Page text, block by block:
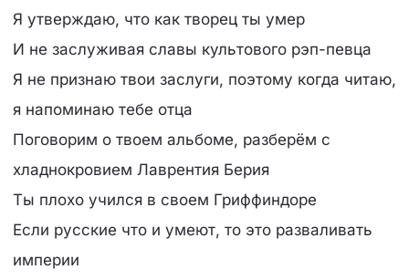
Я утверждаю, что как творец ты умер
И не заслуживая славы культового рэп-певца
Я не признаю твои заслуги, поэтому когда читаю,
я напоминаю тебе отца
Поговорим о твоем альбоме, разберём с
хладнокровием Лаврентия Берия
Ты плохо учился в своем Гриффиндоре
Если русские что и умеют, то это разваливать
империи